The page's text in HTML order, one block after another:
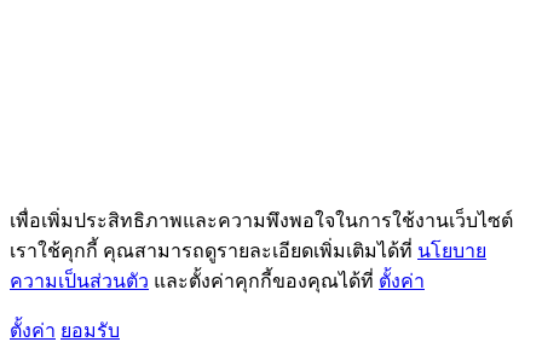
เพื่อเพิ่มประสิทธิภาพและความพึงพอใจในการใช้งานเว็บไซต์
เราใช้คุกกี้ คุณสามารถดูรายละเอียดเพิ่มเติมได้ที่ นโยบาย
ความเป็นส่วนตัว และตั้งค่าคุกกี้ของคุณได้ที่ ตั้งค่า
ตั้งค่า ยอมรับ